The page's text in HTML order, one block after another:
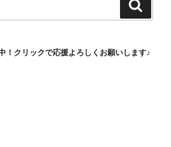
！クリックで応援よろしくお願いします♪